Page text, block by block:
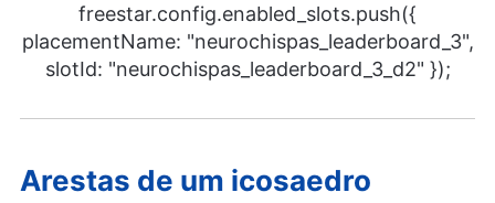
freestar.config.enabled_slots.push({
placementName: "neurochispas_leaderboard_3",
slotId: "neurochispas_leaderboard_3_d2" });
Arestas de um icosaedro